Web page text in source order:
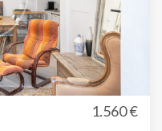
1.560 €